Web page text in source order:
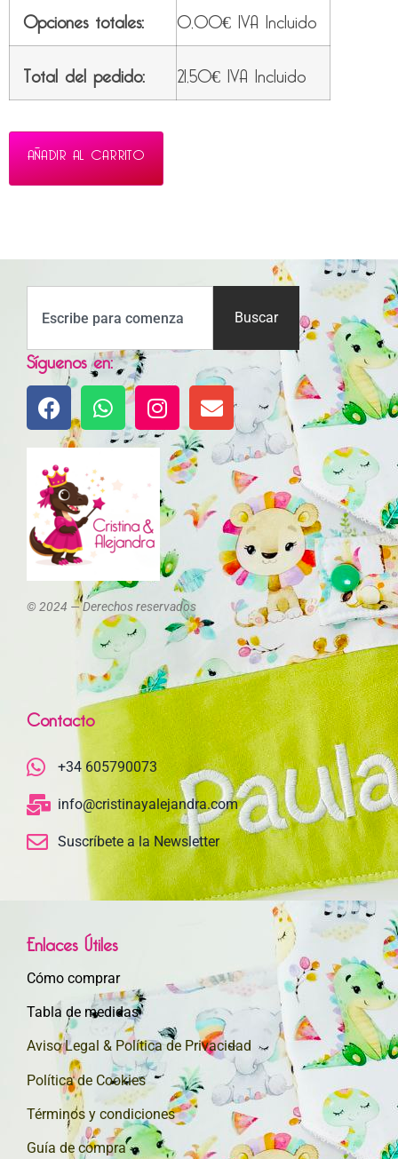
Opciones totales: 0,00€ IVA Incluido
Total del pedido:
21,50€ IVA Incluido
AÑADIR AL CARRITO
Buscar
Síguenos en:
© 2024 — Derechos reservados
Contacto
+34 605790073
info@cristinayalejandra.com
Suscríbete a la Newsletter
Enlaces Útiles
Cómo comprar
Tabla de medidas
Aviso Legal & Política de Privacidad
Política de Cookies
Términos y condiciones
Guía de compra